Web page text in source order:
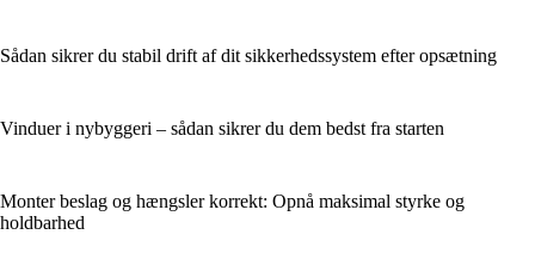
Sådan sikrer du stabil drift af dit sikkerhedssystem efter opsætning
Vinduer i nybyggeri – sådan sikrer du dem bedst fra starten
Monter beslag og hængsler korrekt: Opnå maksimal styrke og
holdbarhed